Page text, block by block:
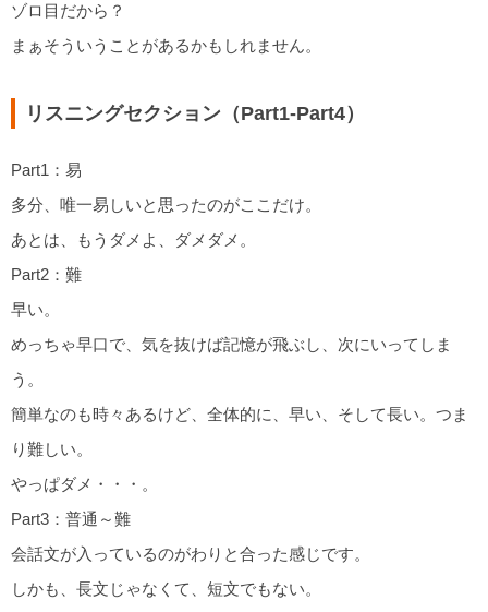
ゾロ目だから？
まぁそういうことがあるかもしれません。
リスニングセクション（Part1-Part4）
Part1：易
多分、唯一易しいと思ったのがここだけ。
あとは、もうダメよ、ダメダメ。
Part2：難
早い。
めっちゃ早口で、気を抜けば記憶が飛ぶし、次にいってしま
う。
簡単なのも時々あるけど、全体的に、早い、そして長い。つま
り難しい。
やっぱダメ・・・。
Part3：普通～難
会話文が入っているのがわりと合った感じです。
しかも、長文じゃなくて、短文でもない。